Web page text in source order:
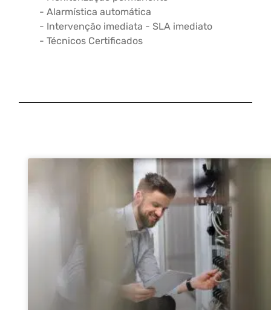
- Alarmística automática
- Intervenção imediata - SLA imediato
- Técnicos Certificados